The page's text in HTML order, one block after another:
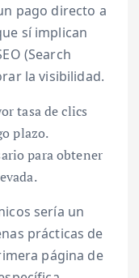
pago directo a
sí implican
(Search
la visibilidad.
tasa de clics
plazo.
para obtener
sería un
prácticas de
página de